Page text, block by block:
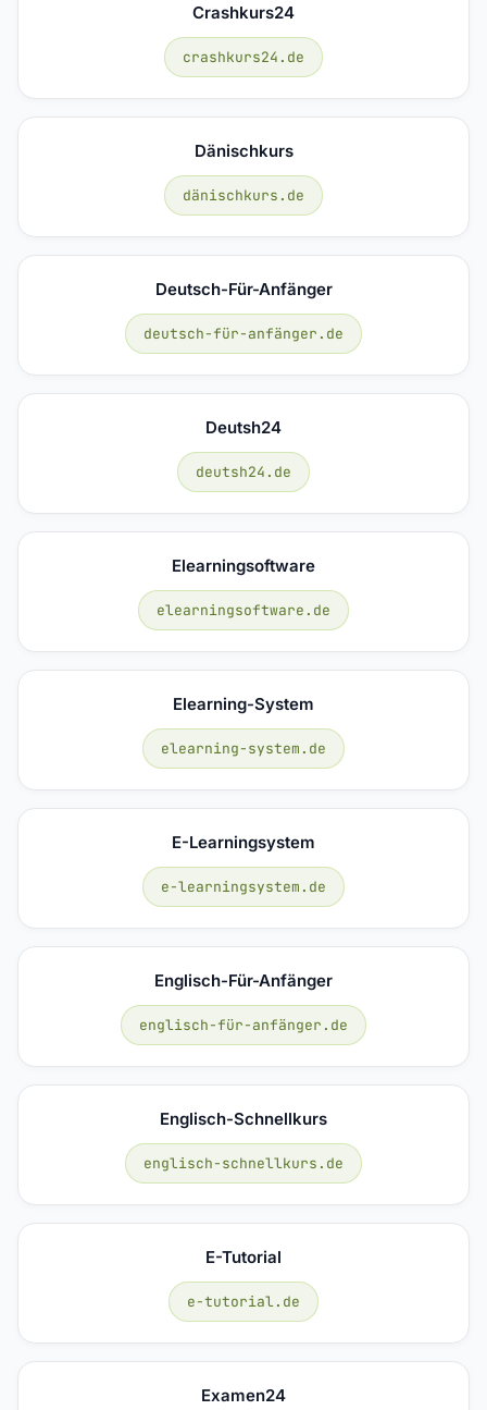
Crashkurs24
crashkurs24.de
Dänischkurs
dänischkurs.de
Deutsch-Für-Anfänger
deutsch-für-anfänger.de
Deutsh24
deutsh24.de
Elearningsoftware
elearningsoftware.de
Elearning-System
elearning-system.de
E-Learningsystem
e-learningsystem.de
Englisch-Für-Anfänger
englisch-für-anfänger.de
Englisch-Schnellkurs
englisch-schnellkurs.de
E-Tutorial
e-tutorial.de
Examen24